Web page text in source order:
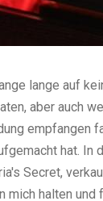
lange auf
aber auch
empfangen
hat.
Secret,
mich halten